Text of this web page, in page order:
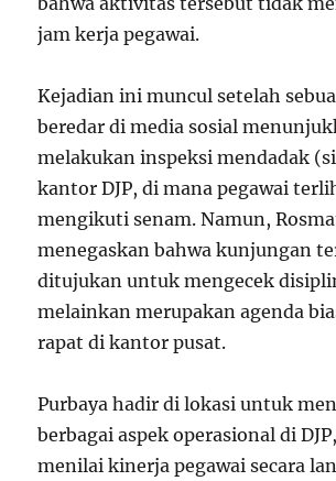
jam kerja pegawai.
Kejadian ini muncul setelah
beredar di media sosial
melakukan inspeksi mendadak
kantor DJP, di mana pegawai
mengikuti senam. Namun,
menegaskan bahwa kunjungan
ditujukan untuk mengecek
melainkan merupakan agenda
rapat di kantor pusat.
Purbaya hadir di lokasi untuk
berbagai aspek operasional di
menilai kinerja pegawai secara